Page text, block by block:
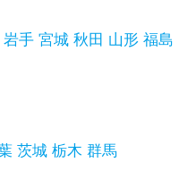
岩手 宮城 秋田 山形 福島
茨城 栃木 群馬